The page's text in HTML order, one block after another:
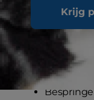
Krijg
met hun
voor de